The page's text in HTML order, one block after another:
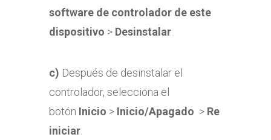
software de controlador de este
dispositivo > Desinstalar.
c) Después de desinstalar el
controlador, selecciona el
botón Inicio > Inicio/Apagado > Re
iniciar.